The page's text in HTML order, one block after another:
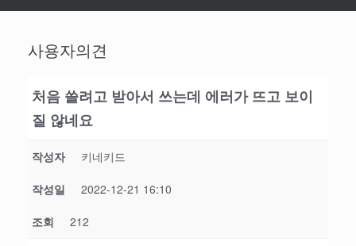
사용자의견
처음 쓸려고 받아서 쓰는데 에러가 뜨고 보이
질 않네요
작성자 키네키드
작성일 2022-12-21 16:10
조회 212